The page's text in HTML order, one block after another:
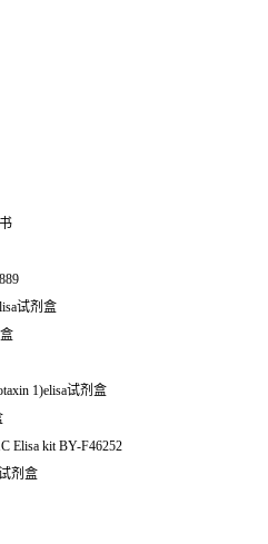
试剂盒
1)elisa试剂盒
Elisa kit BY-F46252
剂盒